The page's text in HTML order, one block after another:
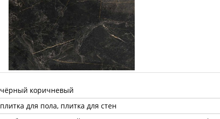
чёрный коричневый
плитка для пола, плитка для стен